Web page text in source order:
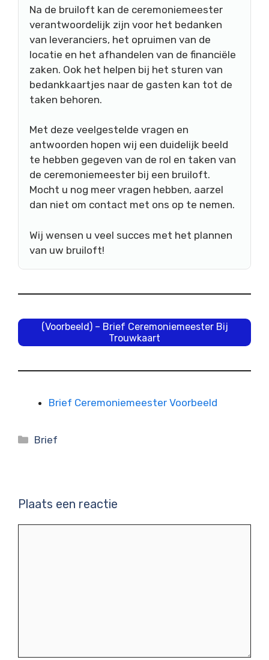
Na de bruiloft kan de ceremoniemeester
verantwoordelijk zijn voor het bedanken
van leveranciers, het opruimen van de
locatie en het afhandelen van de financiële
zaken. Ook het helpen bij het sturen van
bedankkaartjes naar de gasten kan tot de
taken behoren.
Met deze veelgestelde vragen en
antwoorden hopen wij een duidelijk beeld
te hebben gegeven van de rol en taken van
de ceremoniemeester bij een bruiloft.
Mocht u nog meer vragen hebben, aarzel
dan niet om contact met ons op te nemen.
Wij wensen u veel succes met het plannen
van uw bruiloft!
(Voorbeeld) – Brief Ceremoniemeester Bij
Trouwkaart
Brief Ceremoniemeester Voorbeeld
Categorieën
Brief
Plaats een reactie